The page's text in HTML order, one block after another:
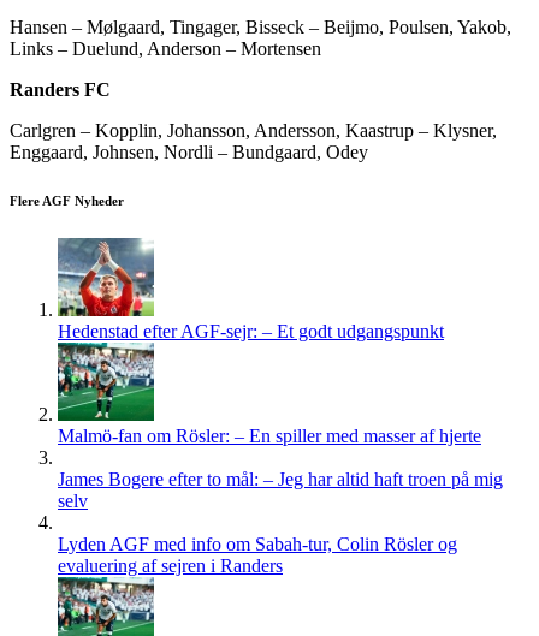
Hansen – Mølgaard, Tingager, Bisseck – Beijmo, Poulsen, Yakob,
Links – Duelund, Anderson – Mortensen
Randers FC
Carlgren – Kopplin, Johansson, Andersson, Kaastrup – Klysner,
Enggaard, Johnsen, Nordli – Bundgaard, Odey
Flere AGF Nyheder
Hedenstad efter AGF-sejr: – Et godt udgangspunkt
Malmö-fan om Rösler: – En spiller med masser af hjerte
James Bogere efter to mål: – Jeg har altid haft troen på mig
selv
Lyden AGF med info om Sabah-tur, Colin Rösler og
evaluering af sejren i Randers